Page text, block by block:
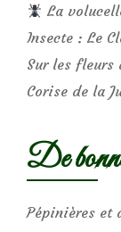
La
Insecte : Le
Sur les fleurs
Corise de la
De
Pépinières et